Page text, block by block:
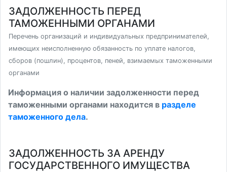
ЗАДОЛЖЕННОСТЬ ПЕРЕД
ТАМОЖЕННЫМИ ОРГАНАМИ
Перечень организаций и индивидуальных предпринимателей,
имеющих неисполненную обязанность по уплате налогов,
сборов (пошлин), процентов, пеней, взимаемых таможенными
органами
Информация о наличии задолженности перед
таможенными органами находится в разделе
таможенного дела.
ЗАДОЛЖЕННОСТЬ ЗА АРЕНДУ
ГОСУДАРСТВЕННОГО ИМУЩЕСТВА